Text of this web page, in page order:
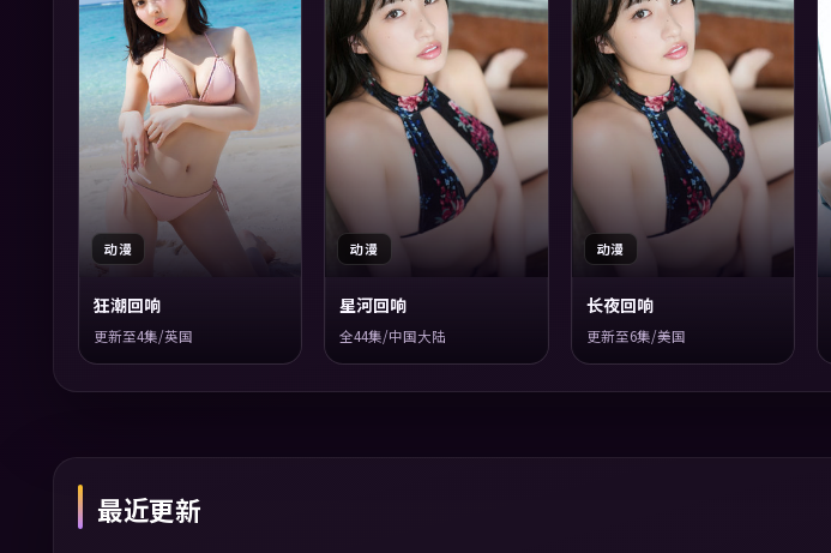
动漫
狂潮回响
更新至4集/英国
动漫
星河回响
全44集/中国大陆
动漫
长夜回响
更新至6集/美国
最近更新